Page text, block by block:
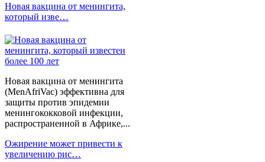
Новая вакцина от менингита,
который изве…
Новая вакцина от менингита
(MenAfriVac) эффективна для
защиты против эпидемии
менингококковой инфекции,
распространенной в Африке,...
Ожирение может привести к
увеличению рис…